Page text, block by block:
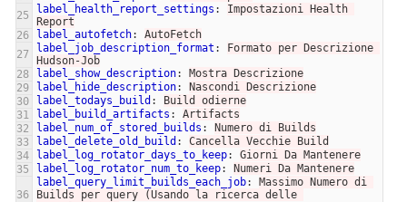
25
label_health_report_settings :
Impostazioni Health
Report
26
label_autofetch:
AutoFetch
27
label_job_description_format :
Formato per Descrizione
Hudson-Job
28
label_show_description:
Mostra Descrizione
29
label_hide_description:
Nascondi Descrizione
30
label_todays_build :
Build odierne
31
label_build_artifacts :
Artifacts
32
label_num_of_stored_builds :
Numero di Builds
33
label_delete_old_build :
Cancella Vecchie Build
34
label_log_rotator_days_to_keep:
Giorni Da Mantenere
35
label_log_rotator_num_to_keep: Numeri Da Mantenere
36
label_query_limit_builds_each_job:
Massimo Numero di
Builds per query (Usando la ricerca delle